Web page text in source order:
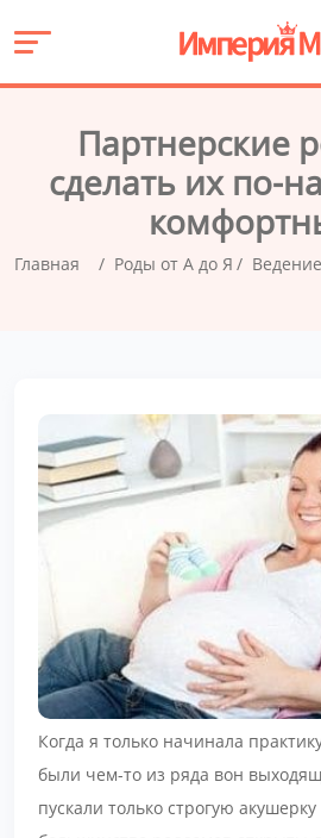
Партнерские
сделать их по-
Главная Роды от А до Я
Когда я только начинала
были чем-то из ряда вон
пускали только строгую